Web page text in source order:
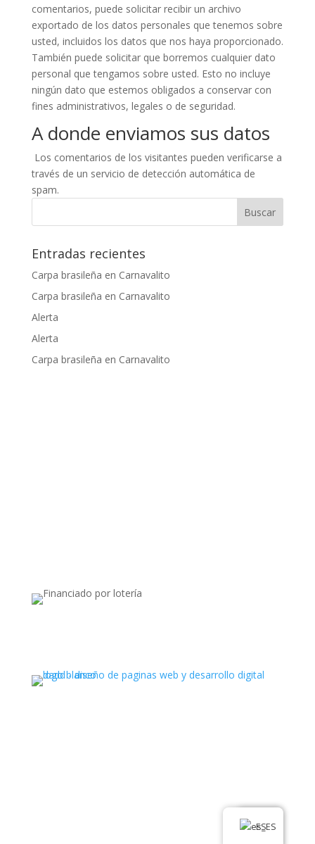
comentarios, puede solicitar recibir un archivo
exportado de los datos personales que tenemos sobre
usted, incluidos los datos que nos haya proporcionado.
También puede solicitar que borremos cualquier dato
personal que tengamos sobre usted. Esto no incluye
ningún dato que estemos obligados a conservar con
fines administrativos, legales o de seguridad.
A donde enviamos sus datos
Los comentarios de los visitantes pueden verificarse a
través de un servicio de detección automática de
spam.
Entradas recientes
Carpa brasileña en Carnavalito
Carpa brasileña en Carnavalito
Alerta
Alerta
Carpa brasileña en Carnavalito
ES